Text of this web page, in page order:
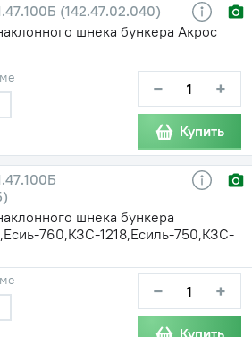
(142.47.02.040)
шнека бункера Акрос
− +
Купить
шнека бункера
760,КЗС-1218,Есиль-750,КЗС-
− +